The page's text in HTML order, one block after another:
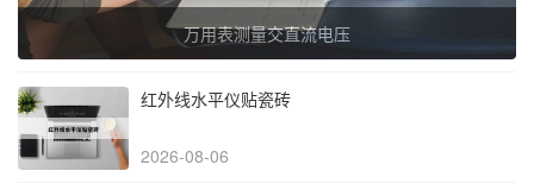
万用表测量交直流电压
红外线水平仪贴瓷砖
2026-08-06